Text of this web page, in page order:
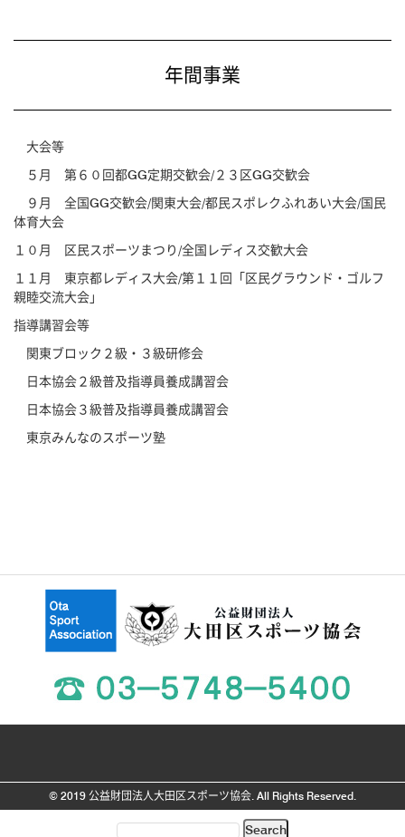
年間事業
大会等
５月 第６０回都GG定期交歓会/２３区GG交歓会
９月 全国GG交歓会/関東大会/都民スポレクふれあい大会/国民
体育大会
１０月 区民スポーツまつり/全国レディス交歓大会
１１月 東京都レディス大会/第１１回「区民グラウンド・ゴルフ
親睦交流大会」
指導講習会等
関東ブロック２級・３級研修会
日本協会２級普及指導員養成講習会
日本協会３級普及指導員養成講習会
東京みんなのスポーツ塾
© 2019 公益財団法人大田区スポーツ協会. All Rights Reserved.